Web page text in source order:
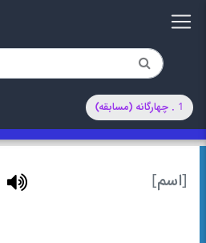
1 . چهارگانه (مسابقه)
[اسم]